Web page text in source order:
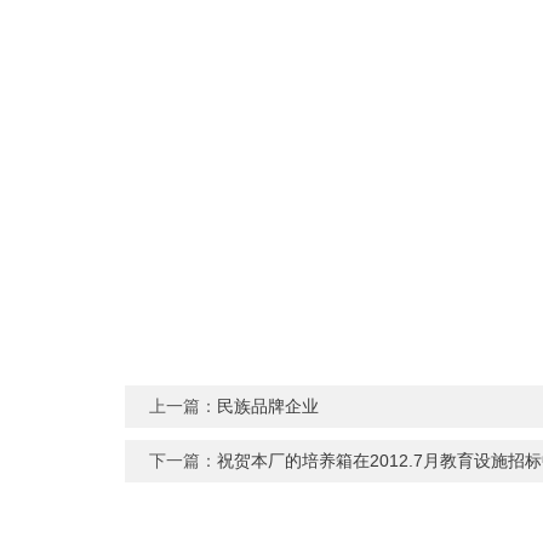
上一篇： 民族品牌企业
下一篇：祝贺本厂的培养箱在2012.7月教育设施招